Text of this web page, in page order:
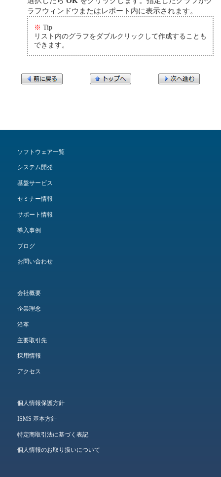
ラフウィンドウまたはレポート内に表示されます。
※ Tip
リスト内のグラフをダブルクリックして作成することも
できます。
ソフトウェア一覧
システム開発
基盤サービス
セミナー情報
サポート情報
導入事例
ブログ
お問い合わせ
会社概要
企業理念
沿革
主要取引先
採用情報
アクセス
個人情報保護方針
ISMS 基本方針
特定商取引法に基づく表記
個人情報のお取り扱いについて